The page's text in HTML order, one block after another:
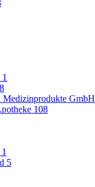
1
8
GmbH
108
1
5